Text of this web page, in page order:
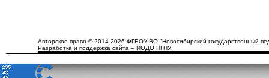
Авторское право © 2014-2026 ФГБОУ ВО "Новосибирский государственный
Разработка и поддержка сайта – ИОДО НГПУ